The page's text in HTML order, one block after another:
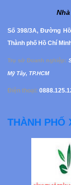
Số 398/3A, Đường Hồ
Thành phố Hồ Chí
Trụ sở Doanh nghiệp:
Mỹ Tây, TP.HCM
Điện thoại:
THÀNH PHỐ